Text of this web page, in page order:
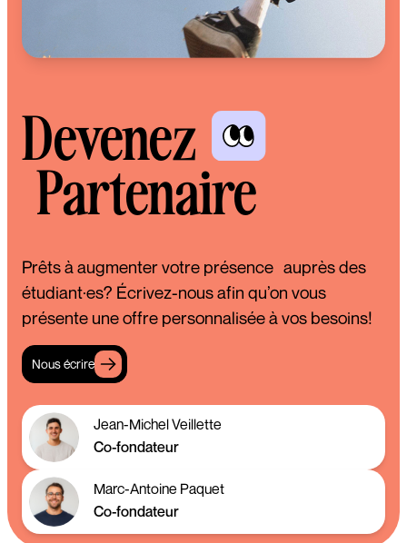
Devenez
Partenaire
Prêts à augmenter votre présence auprès des
étudiant·es? Écrivez-nous afin qu’on vous
présente une offre personnalisée à vos besoins!
Nous écrire
Jean-Michel Veillette
Co-fondateur
Marc-Antoine Paquet
Co-fondateur